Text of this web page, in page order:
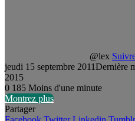
@lex
jeudi 15 septembre 2011Dernière
2015
0 185 Moins d'une minute
Montrez plus
Partager